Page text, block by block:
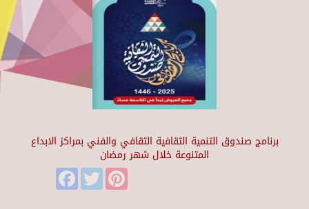
برنامج صندوق التنمية الثقافية الثقافي والفني بمراكز الابداع
المتنوعة خلال شهر رمضان
FacebookTwitter